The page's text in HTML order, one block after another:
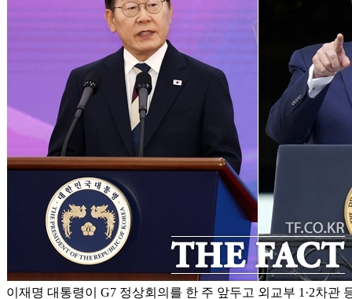
이재명 대통령이 G7 정상회의를 한 주 앞두고 외교부 1·2차관